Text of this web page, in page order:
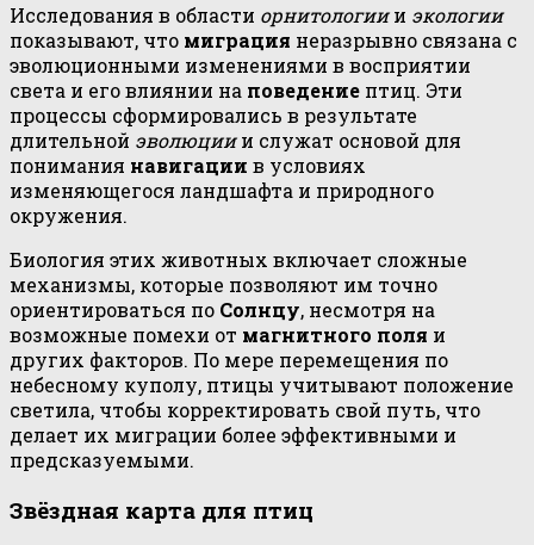
Исследования в области орнитологиии экологии
показывают, что миграция неразрывно связана с
эволюционными изменениями в восприятии
света и его влиянии на поведение птиц. Эти
процессы сформировались в результате
длительной эволюциии служат основой для
понимания навигации в условиях
изменяющегося ландшафта и природного
окружения.
Биология этих животных включает сложные
механизмы, которые позволяют им точно
ориентироваться по Солнцу, несмотря на
возможные помехи от магнитного поля и
других факторов. По мере перемещения по
небесному куполу, птицы учитывают положение
светила, чтобы корректировать свой путь, что
делает их миграции более эффективными и
предсказуемыми.
Звёздная карта для птиц